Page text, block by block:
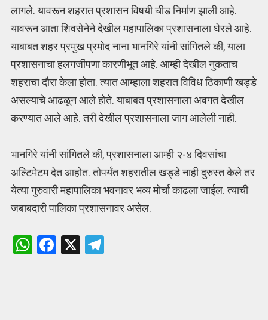
लागले. यावरून शहरात प्रशासन विषयी चीड निर्माण झाली आहे.
यावरून आता शिवसेनेने देखील महापालिका प्रशासनाला घेरले आहे.
याबाबत शहर प्रमुख प्रमोद नाना भानगिरे यांनी सांगितले की, याला
प्रशासनाचा हलगर्जीपणा कारणीभूत आहे. आम्ही देखील नुकताच
शहराचा दौरा केला होता. त्यात आम्हाला शहरात विविध ठिकाणी खड्डे
असल्याचे आढळून आले होते. याबाबत प्रशासनाला अवगत देखील
करण्यात आले आहे. तरी देखील प्रशासनाला जाग आलेली नाही.
भानगिरे यांनी सांगितले की, प्रशासनाला आम्ही २-४ दिवसांचा
अल्टिमेटम देत आहोत. तोपर्यंत शहरातील खड्डे नाही दुरुस्त केले तर
येत्या गुरुवारी महापालिका भवनावर भव्य मोर्चा काढला जाईल. त्याची
जबाबदारी पालिका प्रशासनावर असेल.
W
F
X